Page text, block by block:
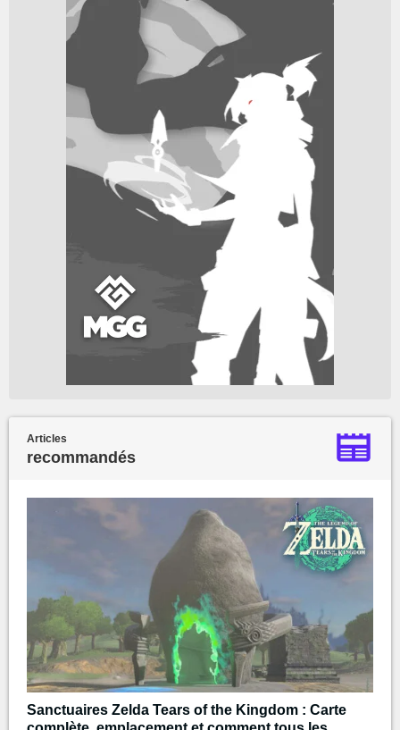
Articles
recommandés
Sanctuaires Zelda Tears of the Kingdom : Carte